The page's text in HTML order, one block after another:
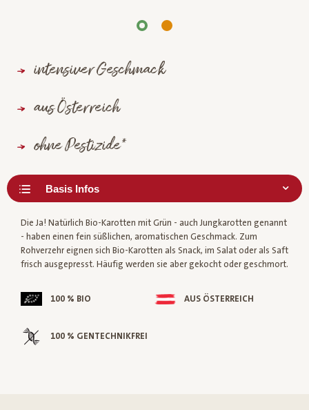
intensiver Geschmack
aus Österreich
ohne Pestizide*
Die Ja! Natürlich Bio-Karotten mit Grün - auch Jungkarotten genannt
- haben einen fein süßlichen, aromatischen Geschmack. Zum
Rohverzehr eignen sich Bio-Karotten als Snack, im Salat oder als Saft
frisch ausgepresst. Häufig werden sie aber gekocht oder geschmort.
100 % BIO AUS ÖSTERREICH
100 % GENTECHNIKFREI